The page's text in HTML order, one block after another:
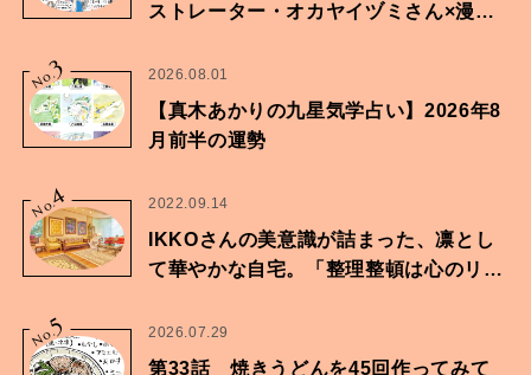
ストレーター・オカヤイヅミさん×漫画
No.3 2026.08.01
【真木あかりの九星気学占い】2026年8
月前半の運勢
No.4 2022.09.14
IKKOさんの美意識が詰まった、凛とし
て華やかな自宅。「整理整頓は心のリズ
No.5 2026.07.29
第33話 焼きうどんを45回作ってみて